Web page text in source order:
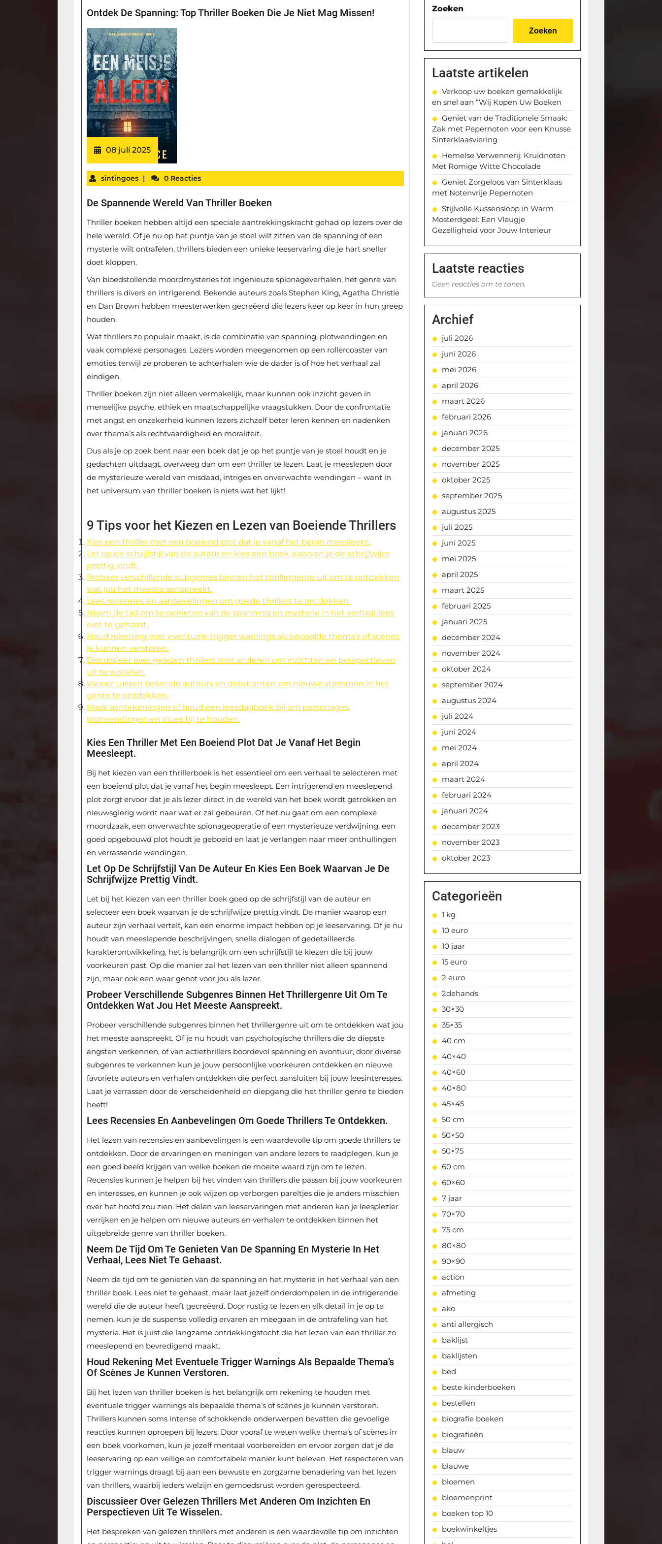
Ontdek De Spanning: Top Thriller Boeken Die Je Niet Mag Missen!
08 juli 2025
sintingoes | 0 Reacties
De Spannende Wereld Van Thriller Boeken
Thriller boeken hebben altijd een speciale aantrekkingskracht gehad op lezers over de
hele wereld. Of je nu op het puntje van je stoel wilt zitten van de spanning of een
mysterie wilt ontrafelen, thrillers bieden een unieke leeservaring die je hart sneller
doet kloppen.
Van bloedstollende moordmysteries tot ingenieuze spionageverhalen, het genre van
thrillers is divers en intrigerend. Bekende auteurs zoals Stephen King, Agatha Christie
en Dan Brown hebben meesterwerken gecreëerd die lezers keer op keer in hun greep
houden.
Wat thrillers zo populair maakt, is de combinatie van spanning, plotwendingen en
vaak complexe personages. Lezers worden meegenomen op een rollercoaster van
emoties terwijl ze proberen te achterhalen wie de dader is of hoe het verhaal zal
eindigen.
Thriller boeken zijn niet alleen vermakelijk, maar kunnen ook inzicht geven in
menselijke psyche, ethiek en maatschappelijke vraagstukken. Door de confrontatie
met angst en onzekerheid kunnen lezers zichzelf beter leren kennen en nadenken
over thema’s als rechtvaardigheid en moraliteit.
Dus als je op zoek bent naar een boek dat je op het puntje van je stoel houdt en je
gedachten uitdaagt, overweeg dan om een thriller te lezen. Laat je meeslepen door
de mysterieuze wereld van misdaad, intriges en onverwachte wendingen – want in
het universum van thriller boeken is niets wat het lijkt!
9 Tips voor het Kiezen en Lezen van Boeiende Thrillers
Kies een thriller met een boeiend plot dat je vanaf het begin meesleept.
Let op de schrijfstijl van de auteur en kies een boek waarvan je de schrijfwijze
prettig vindt.
Probeer verschillende subgenres binnen het thrillergenre uit om te ontdekken
wat jou het meeste aanspreekt.
Lees recensies en aanbevelingen om goede thrillers te ontdekken.
Neem de tijd om te genieten van de spanning en mysterie in het verhaal, lees
niet te gehaast.
Houd rekening met eventuele trigger warnings als bepaalde thema’s of scènes
je kunnen verstoren.
Discussieer over gelezen thrillers met anderen om inzichten en perspectieven
uit te wisselen.
Varieer tussen bekende auteurs en debutanten om nieuwe stemmen in het
genre te ontdekken.
Maak aantekeningen of houd een leesdagboek bij om personages,
plotwendingen en clues bij te houden.
Kies Een Thriller Met Een Boeiend Plot Dat Je Vanaf Het Begin
Meesleept.
Bij het kiezen van een thrillerboek is het essentieel om een verhaal te selecteren met
een boeiend plot dat je vanaf het begin meesleept. Een intrigerend en meeslepend
plot zorgt ervoor dat je als lezer direct in de wereld van het boek wordt getrokken en
nieuwsgierig wordt naar wat er zal gebeuren. Of het nu gaat om een complexe
moordzaak, een onverwachte spionageoperatie of een mysterieuze verdwijning, een
goed opgebouwd plot houdt je geboeid en laat je verlangen naar meer onthullingen
en verrassende wendingen.
Let Op De Schrijfstijl Van De Auteur En Kies Een Boek Waarvan Je De
Schrijfwijze Prettig Vindt.
Let bij het kiezen van een thriller boek goed op de schrijfstijl van de auteur en
selecteer een boek waarvan je de schrijfwijze prettig vindt. De manier waarop een
auteur zijn verhaal vertelt, kan een enorme impact hebben op je leeservaring. Of je nu
houdt van meeslepende beschrijvingen, snelle dialogen of gedetailleerde
karakterontwikkeling, het is belangrijk om een schrijfstijl te kiezen die bij jouw
voorkeuren past. Op die manier zal het lezen van een thriller niet alleen spannend
zijn, maar ook een waar genot voor jou als lezer.
Probeer Verschillende Subgenres Binnen Het Thrillergenre Uit Om Te
Ontdekken Wat Jou Het Meeste Aanspreekt.
Probeer verschillende subgenres binnen het thrillergenre uit om te ontdekken wat jou
het meeste aanspreekt. Of je nu houdt van psychologische thrillers die de diepste
angsten verkennen, of van actiethrillers boordevol spanning en avontuur, door diverse
subgenres te verkennen kun je jouw persoonlijke voorkeuren ontdekken en nieuwe
favoriete auteurs en verhalen ontdekken die perfect aansluiten bij jouw leesinteresses.
Laat je verrassen door de verscheidenheid en diepgang die het thriller genre te bieden
heeft!
Lees Recensies En Aanbevelingen Om Goede Thrillers Te Ontdekken.
Het lezen van recensies en aanbevelingen is een waardevolle tip om goede thrillers te
ontdekken. Door de ervaringen en meningen van andere lezers te raadplegen, kun je
een goed beeld krijgen van welke boeken de moeite waard zijn om te lezen.
Recensies kunnen je helpen bij het vinden van thrillers die passen bij jouw voorkeuren
en interesses, en kunnen je ook wijzen op verborgen pareltjes die je anders misschien
over het hoofd zou zien. Het delen van leeservaringen met anderen kan je leesplezier
verrijken en je helpen om nieuwe auteurs en verhalen te ontdekken binnen het
uitgebreide genre van thriller boeken.
Neem De Tijd Om Te Genieten Van De Spanning En Mysterie In Het
Verhaal, Lees Niet Te Gehaast.
Neem de tijd om te genieten van de spanning en het mysterie in het verhaal van een
thriller boek. Lees niet te gehaast, maar laat jezelf onderdompelen in de intrigerende
wereld die de auteur heeft gecreëerd. Door rustig te lezen en elk detail in je op te
nemen, kun je de suspense volledig ervaren en meegaan in de ontrafeling van het
mysterie. Het is juist die langzame ontdekkingstocht die het lezen van een thriller zo
meeslepend en bevredigend maakt.
Houd Rekening Met Eventuele Trigger Warnings Als Bepaalde Thema’s
Of Scènes Je Kunnen Verstoren.
Bij het lezen van thriller boeken is het belangrijk om rekening te houden met
eventuele trigger warnings als bepaalde thema’s of scènes je kunnen verstoren.
Thrillers kunnen soms intense of schokkende onderwerpen bevatten die gevoelige
reacties kunnen oproepen bij lezers. Door vooraf te weten welke thema’s of scènes in
een boek voorkomen, kun je jezelf mentaal voorbereiden en ervoor zorgen dat je de
leeservaring op een veilige en comfortabele manier kunt beleven. Het respecteren van
trigger warnings draagt bij aan een bewuste en zorgzame benadering van het lezen
van thrillers, waarbij ieders welzijn en gemoedsrust worden gerespecteerd.
Discussieer Over Gelezen Thrillers Met Anderen Om Inzichten En
Perspectieven Uit Te Wisselen.
Het bespreken van gelezen thrillers met anderen is een waardevolle tip om inzichten
Zoeken
Zoeken
Laatste artikelen
Verkoop uw boeken gemakkelijk
en snel aan “Wij Kopen Uw Boeken
Geniet van de Traditionele Smaak:
Zak met Pepernoten voor een Knusse
Sinterklaasviering
Hemelse Verwennerij: Kruidnoten
Met Romige Witte Chocolade
Geniet Zorgeloos van Sinterklaas
met Notenvrije Pepernoten
Stijlvolle Kussensloop in Warm
Mosterdgeel: Een Vleugje
Gezelligheid voor Jouw Interieur
Laatste reacties
Geen reacties om te tonen.
Archief
juli 2026
juni 2026
mei 2026
april 2026
maart 2026
februari 2026
januari 2026
december 2025
november 2025
oktober 2025
september 2025
augustus 2025
juli 2025
juni 2025
mei 2025
april 2025
maart 2025
februari 2025
januari 2025
december 2024
november 2024
oktober 2024
september 2024
augustus 2024
juli 2024
juni 2024
mei 2024
april 2024
maart 2024
februari 2024
januari 2024
december 2023
november 2023
oktober 2023
Categorieën
1 kg
10 euro
10 jaar
15 euro
2 euro
2dehands
30×30
35×35
40 cm
40×40
40×60
40×80
45×45
50 cm
50×50
50×75
60 cm
60×60
7 jaar
70×70
75 cm
80×80
90×90
action
afmeting
ako
anti allergisch
baklijst
baklijsten
bed
beste kinderboeken
bestellen
biografie boeken
biografieën
blauw
blauwe
bloemen
bloemenprint
boeken top 10
boekwinkeltjes